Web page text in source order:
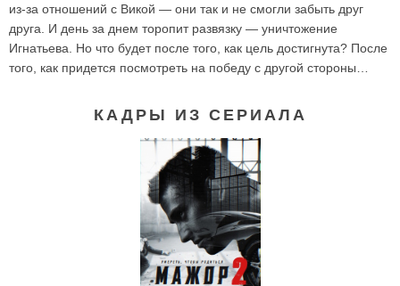
из-за отношений с Викой — они так и не смогли забыть друг
друга. И день за днем торопит развязку — уничтожение
Игнатьева. Но что будет после того, как цель достигнута? После
того, как придется посмотреть на победу с другой стороны…
КАДРЫ ИЗ СЕРИАЛА